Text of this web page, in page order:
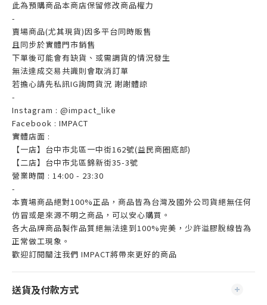
此為預購商品本商店保留修改商品權力
-
賣場商品(尤其現貨)因多平台同時販售
且同步於實體門市銷售
下單後可能會有缺貨、或需調貨的情況發生
無法達成交易共識則會取消訂單
若擔心請先私訊IG詢問貨況 謝謝體諒
-
Instagram : @impact_like
Facebook : IMPACT
實體店面 :
【一店】台中市北區一中街162號(益民商圈底部)
【二店】台中市北區錦新街35-3號
營業時間 : 14:00 - 23:30
-
本賣場商品絕對100%正品，商品皆為台灣及國外公司貨絕無任何
仿冒或是來源不明之商品，可以安心購買。
各大品牌商品製作品質絕無法達到100%完美，少許溢膠脫線皆為
正常做工現象。
歡迎訂閱關注我們 IMPACT將帶來更好的商品
送貨及付款方式